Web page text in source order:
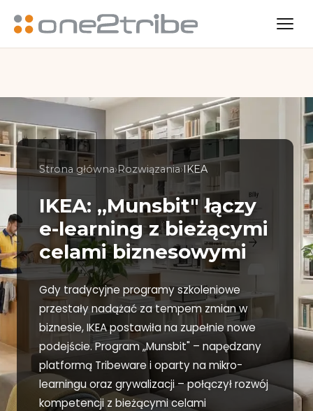
Strona główna›Rozwiązania›IKEA
IKEA: „Munsbit" łączy
e-learning z bieżącymi
celami biznesowymi
Gdy tradycyjne programy szkoleniowe
przestały nadążać za tempem zmian w
biznesie, IKEA postawiła na zupełnie nowe
podejście. Program „Munsbit" – napędzany
platformą Tribeware i oparty na mikro-
learningu oraz grywalizacji – połączył rozwój
kompetencji z bieżącymi celami